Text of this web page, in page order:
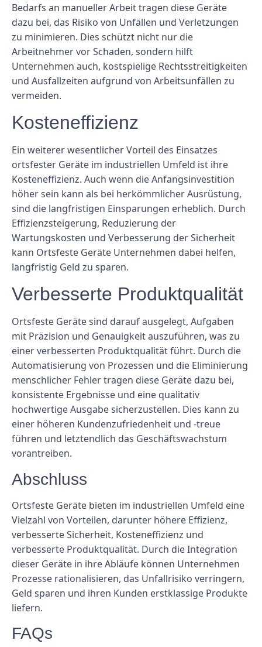
Bedarfs an manueller Arbeit tragen diese Geräte
dazu bei, das Risiko von Unfällen und Verletzungen
zu minimieren. Dies schützt nicht nur die
Arbeitnehmer vor Schaden, sondern hilft
Unternehmen auch, kostspielige Rechtsstreitigkeiten
und Ausfallzeiten aufgrund von Arbeitsunfällen zu
vermeiden.
Kosteneffizienz
Ein weiterer wesentlicher Vorteil des Einsatzes
ortsfester Geräte im industriellen Umfeld ist ihre
Kosteneffizienz. Auch wenn die Anfangsinvestition
höher sein kann als bei herkömmlicher Ausrüstung,
sind die langfristigen Einsparungen erheblich. Durch
Effizienzsteigerung, Reduzierung der
Wartungskosten und Verbesserung der Sicherheit
kann Ortsfeste Geräte Unternehmen dabei helfen,
langfristig Geld zu sparen.
Verbesserte Produktqualität
Ortsfeste Geräte sind darauf ausgelegt, Aufgaben
mit Präzision und Genauigkeit auszuführen, was zu
einer verbesserten Produktqualität führt. Durch die
Automatisierung von Prozessen und die Eliminierung
menschlicher Fehler tragen diese Geräte dazu bei,
konsistente Ergebnisse und eine qualitativ
hochwertige Ausgabe sicherzustellen. Dies kann zu
einer höheren Kundenzufriedenheit und -treue
führen und letztendlich das Geschäftswachstum
vorantreiben.
Abschluss
Ortsfeste Geräte bieten im industriellen Umfeld eine
Vielzahl von Vorteilen, darunter höhere Effizienz,
verbesserte Sicherheit, Kosteneffizienz und
verbesserte Produktqualität. Durch die Integration
dieser Geräte in ihre Abläufe können Unternehmen
Prozesse rationalisieren, das Unfallrisiko verringern,
Geld sparen und ihren Kunden erstklassige Produkte
liefern.
FAQs